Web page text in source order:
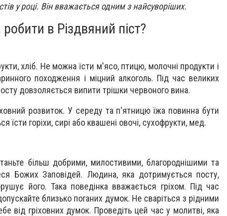
у році. Він вважається одним з найсуворіших.
в Різдвяний піст?
хліб. Не можна їсти м'ясо, птицю, молочні продукти і
походження і міцний алкоголь. Під час великих
довзоляється випити трішки червоного вина.
розвиток. У середу та п'ятницю їжа повинна бути
горіхи, сирі або квашені овочі, сухофрукти, мед.
більш добрими, милостивими, благороднішими та
Божих Заповідей. Людина, яка дотримується посту,
його. Така поведінка вважається гріхом. Під час
близько поганих думок. Не сваріться з рідними
від гріховних думок. Проведіть цей час у молитві, яка